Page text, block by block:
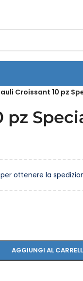
Croissant 10 pz
pz
ottenere la
AGGIUNGI AL